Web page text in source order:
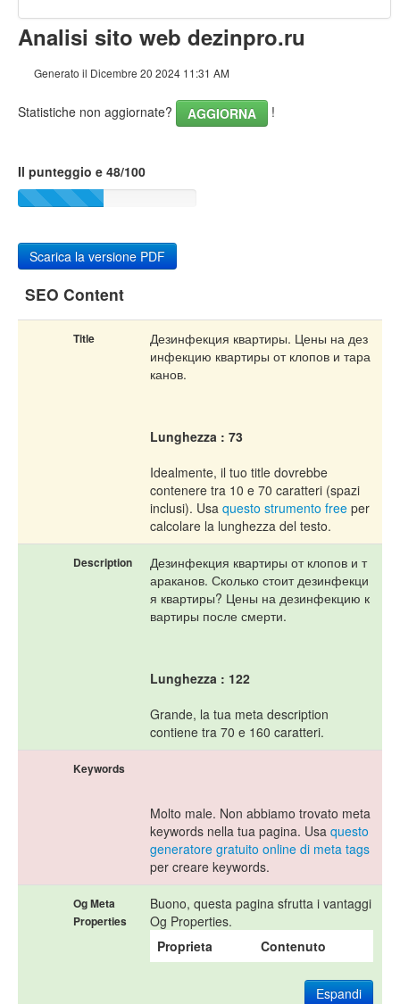
PageSpeed Insights
Analisi sito web dezinpro.ru
Generato il Dicembre 20 2024 11:31 AM
Statistiche non aggiornate? AGGIORNA !
Il punteggio e 48/100
Scarica la versione PDF
SEO Content
Title
Дезинфекция квартиры. Цены на дез
инфекцию квартиры от клопов и тара
канов.
Lunghezza : 73
Idealmente, il tuo title dovrebbe
contenere tra 10 e 70 caratteri (spazi
inclusi). Usa questo strumento free per
calcolare la lunghezza del testo.
Description
Дезинфекция квартиры от клопов и т
араканов. Сколько стоит дезинфекци
я квартиры? Цены на дезинфекцию к
вартиры после смерти.
Lunghezza : 122
Grande, la tua meta description
contiene tra 70 e 160 caratteri.
Keywords
Molto male. Non abbiamo trovato meta
keywords nella tua pagina. Usa questo
generatore gratuito online di meta tags
per creare keywords.
Og Meta
Properties
Buono, questa pagina sfrutta i vantaggi
Og Properties.
Proprieta
Contenuto
Espandi